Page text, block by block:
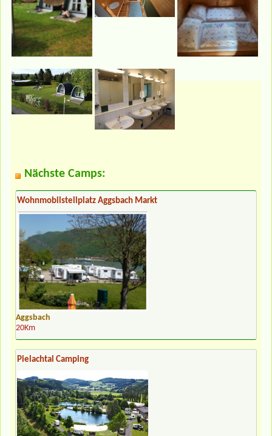
Nächste Camps:
Wohnmobilstellplatz Aggsbach Markt
Aggsbach
20Km
Pielachtal Camping